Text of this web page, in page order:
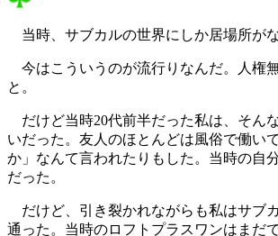
当時、サブカルの世界にしか居場所が
今はこういうのが流行りなんだ。人権
と。
だけど当時20代前半だった私は、そん
いだった。友人のほとんどは風俗で働い
か」なんて言われたりもした。当時の自
だった。
だけど、引き裂かれながらも私はサブ
通った。当時のロフトプラスワンはまだ